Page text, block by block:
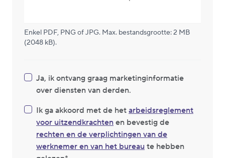
Enkel PDF, PNG of JPG. Max. bestandsgrootte: 2 MB
(2048 kB).
Ja, ik ontvang graag marketinginformatie
over diensten van derden.
Ik ga akkoord met de het arbeidsreglement
voor uitzendkrachten en bevestig de
rechten en de verplichtingen van de
werknemer en van het bureau te hebben